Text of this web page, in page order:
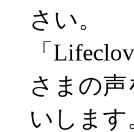
さい。
「
さまの
いします